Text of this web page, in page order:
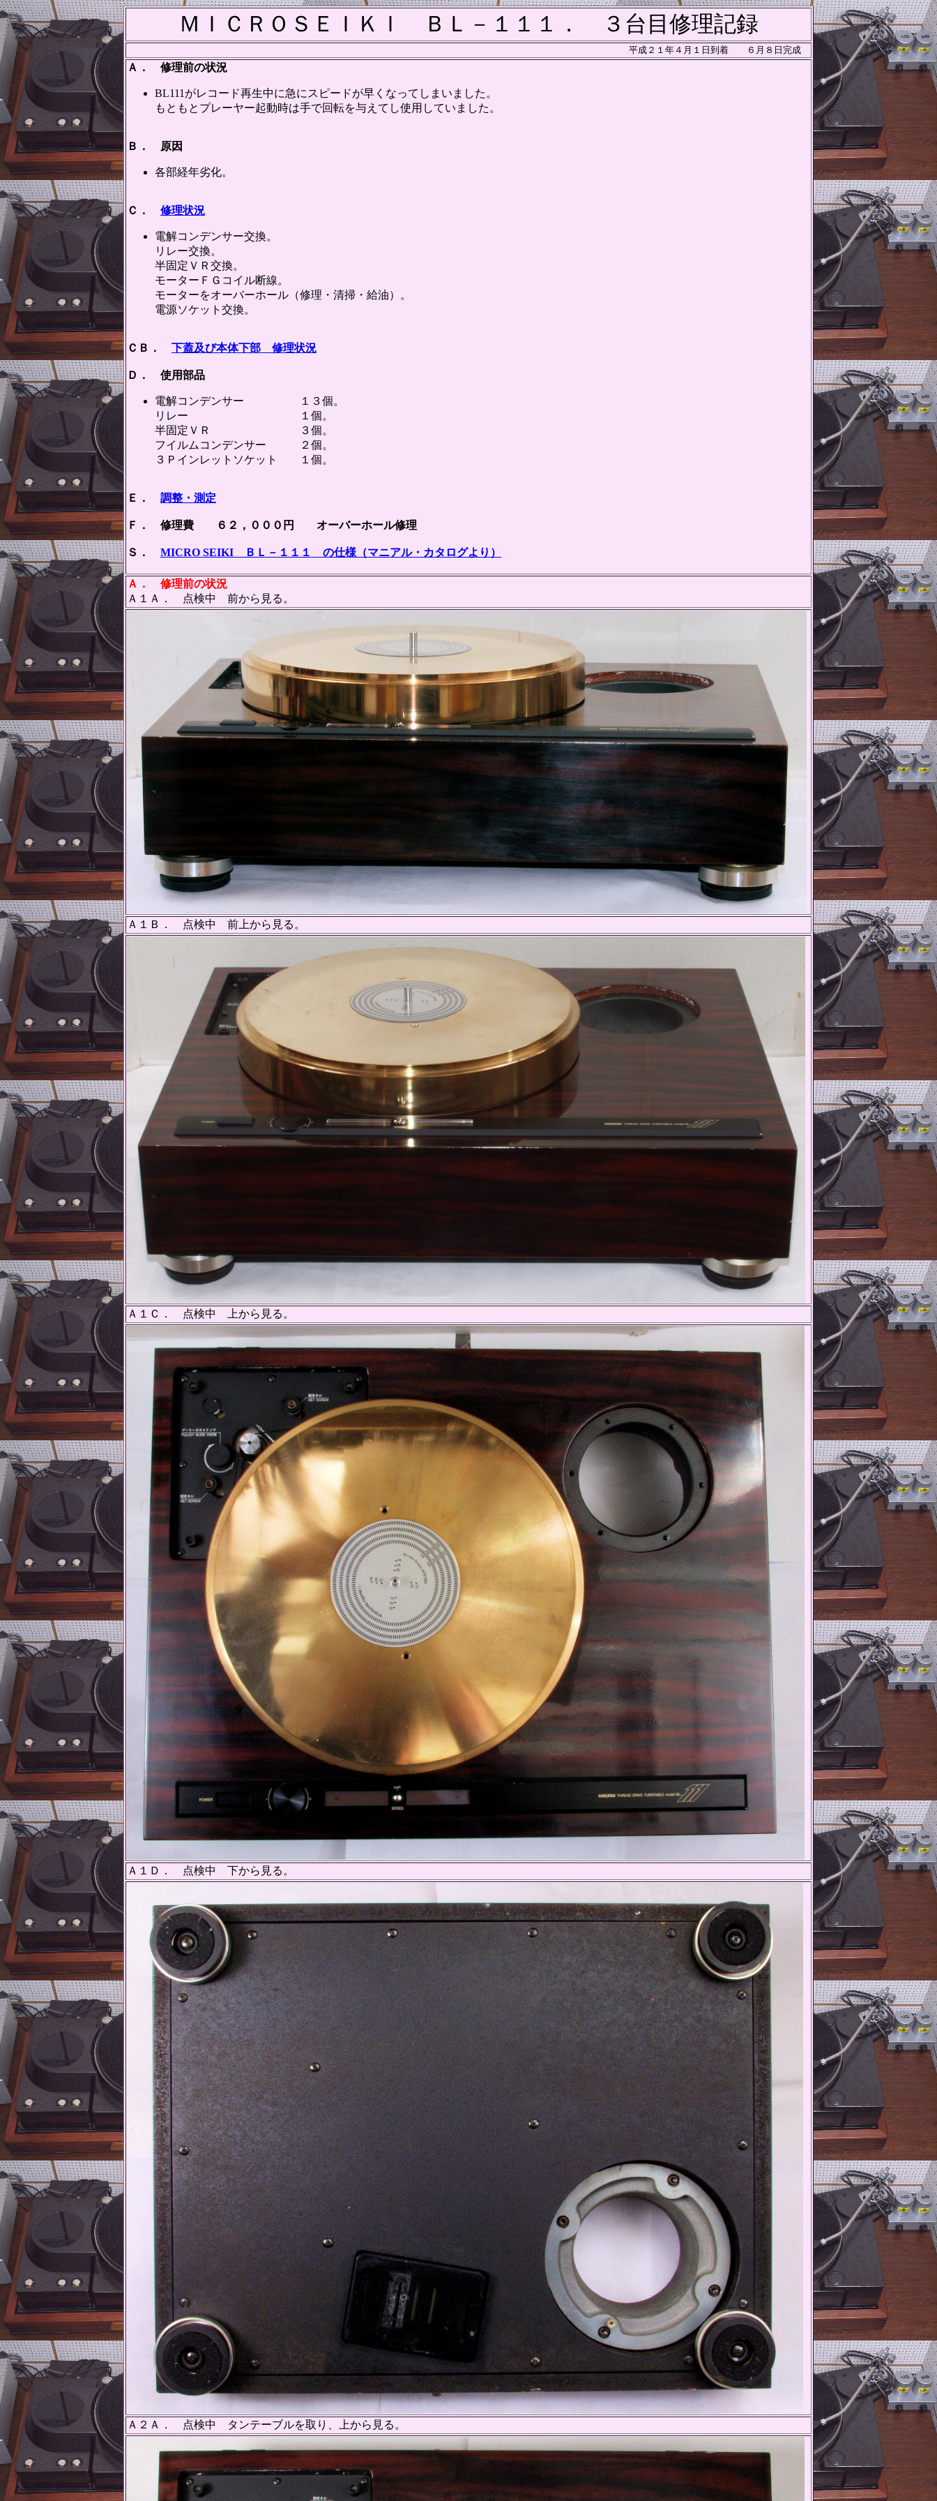
ＭＩＣＲＯＳＥＩＫＩ ＢＬ－１１１． ３台目修理記録
平成２１年４月１日到着 ６月８日完成
Ａ． 修理前の状況
BL111がレコード再生中に急にスピードが早くなってしまいました。
もともとプレーヤー起動時は手で回転を与えてし使用していました。
Ｂ． 原因
各部経年劣化。
Ｃ． 修理状況
電解コンデンサー交換。
リレー交換。
半固定ＶＲ交換。
モーターＦＧコイル断線。
モーターをオーバーホール（修理・清掃・給油）。
電源ソケット交換。
ＣＢ． 下蓋及び本体下部 修理状況
Ｄ． 使用部品
電解コンデンサー １３個。
リレー １個。
半固定ＶＲ ３個。
フイルムコンデンサー ２個。
３Ｐインレットソケット １個。
Ｅ． 調整・測定
Ｆ． 修理費 ６２，０００円 オーバーホール修理
Ｓ． MICRO SEIKI ＢＬ－１１１ の仕様（マニアル・カタログより）
Ａ． 修理前の状況
Ａ１Ａ． 点検中 前から見る。
Ａ１Ｂ． 点検中 前上から見る。
Ａ１Ｃ． 点検中 上から見る。
Ａ１Ｄ． 点検中 下から見る。
Ａ２Ａ． 点検中 タンテーブルを取り、上から見る。